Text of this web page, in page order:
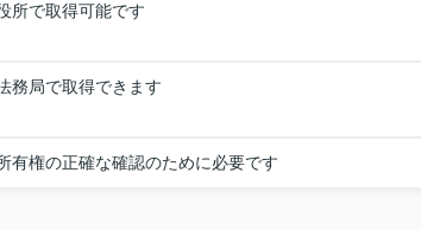
所で取得可能です
務局で取得できます
有権の正確な確認のために必要です